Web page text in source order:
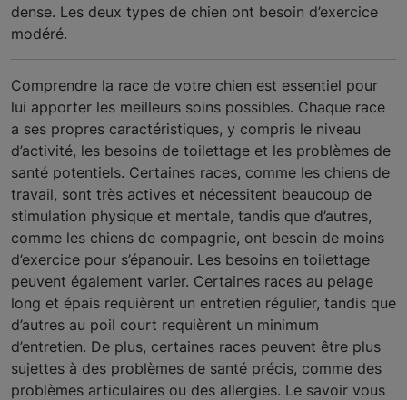
dense. Les deux types de chien ont besoin d’exercice
modéré.
Comprendre la race de votre chien est essentiel pour
lui apporter les meilleurs soins possibles. Chaque race
a ses propres caractéristiques, y compris le niveau
d’activité, les besoins de toilettage et les problèmes de
santé potentiels. Certaines races, comme les chiens de
travail, sont très actives et nécessitent beaucoup de
stimulation physique et mentale, tandis que d’autres,
comme les chiens de compagnie, ont besoin de moins
d’exercice pour s’épanouir. Les besoins en toilettage
peuvent également varier. Certaines races au pelage
long et épais requièrent un entretien régulier, tandis que
d’autres au poil court requièrent un minimum
d’entretien. De plus, certaines races peuvent être plus
sujettes à des problèmes de santé précis, comme des
problèmes articulaires ou des allergies. Le savoir vous